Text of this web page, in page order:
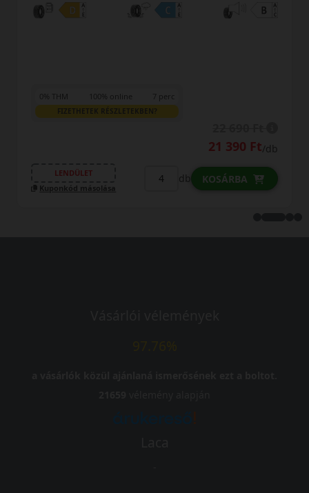
0% THM 100% online 7 perc
FIZETHETEK RÉSZLETEKBEN?
23 290 Ft/db
LENDÜLET
Kuponkód másolása
db KOSÁRBA